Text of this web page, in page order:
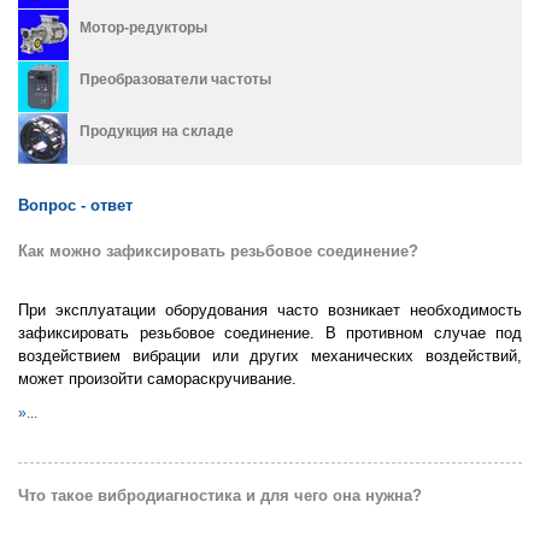
Мотор-редукторы
Преобразователи частоты
Продукция на складе
Вопрос - ответ
Как можно зафиксировать резьбовое соединение?
При эксплуатации оборудования часто возникает необходимость
зафиксировать резьбовое соединение. В противном случае под
воздействием вибрации или других механических воздействий,
может произойти самораскручивание.
»...
Что такое вибродиагностика и для чего она нужна?